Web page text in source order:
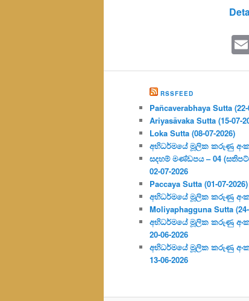
RSSFEED
Pañcaverabhaya Sutta (22-
Ariyasāvaka Sutta (15-07-
Loka Sutta (08-07-2026)
අභිධර්මයේ මූලික කරුණු අංක:
සදහම් මණ්ඩපය – 04
02-07-2026
Paccaya Sutta (01-07-2026)
අභිධර්මයේ මූලික කරුණු අංක:
Moliyaphagguna Sutta
අභිධර්මයේ මූලික කරුණු අංක:
20-06-2026
අභිධර්මයේ මූලික කරුණු
13-06-2026